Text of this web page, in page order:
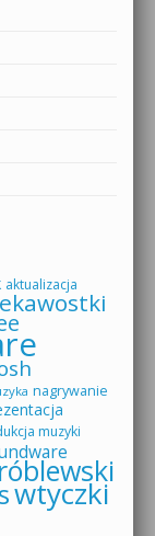
aktualizacja
nagrywanie
muzyki
wtyczki